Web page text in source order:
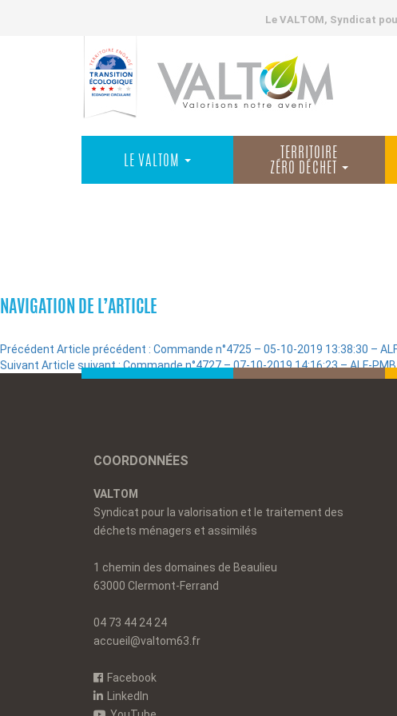
Le VALTOM, Syndicat
LE VALTOM
TERRITOIRE
ZÉRO DÉCHET
NAVIGATION DE L’ARTICLE
Précédent Article précédent : Commande n°4725 – 05-10-2019 13:38:30 –
Suivant Article suivant :Commande n°4727 – 07-10-2019 14:16:23 – ALF-PMB
COORDONNÉES
VALTOM
Syndicat pour la valorisation et le traitement des
déchets ménagers et assimilés
1 chemin des domaines de Beaulieu
63000 Clermont-Ferrand
04 73 44 24 24
accueil@valtom63.fr
Facebook
LinkedIn